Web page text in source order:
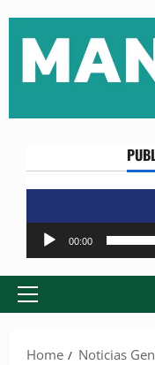
content
00:00
Primary
Home
Noticias